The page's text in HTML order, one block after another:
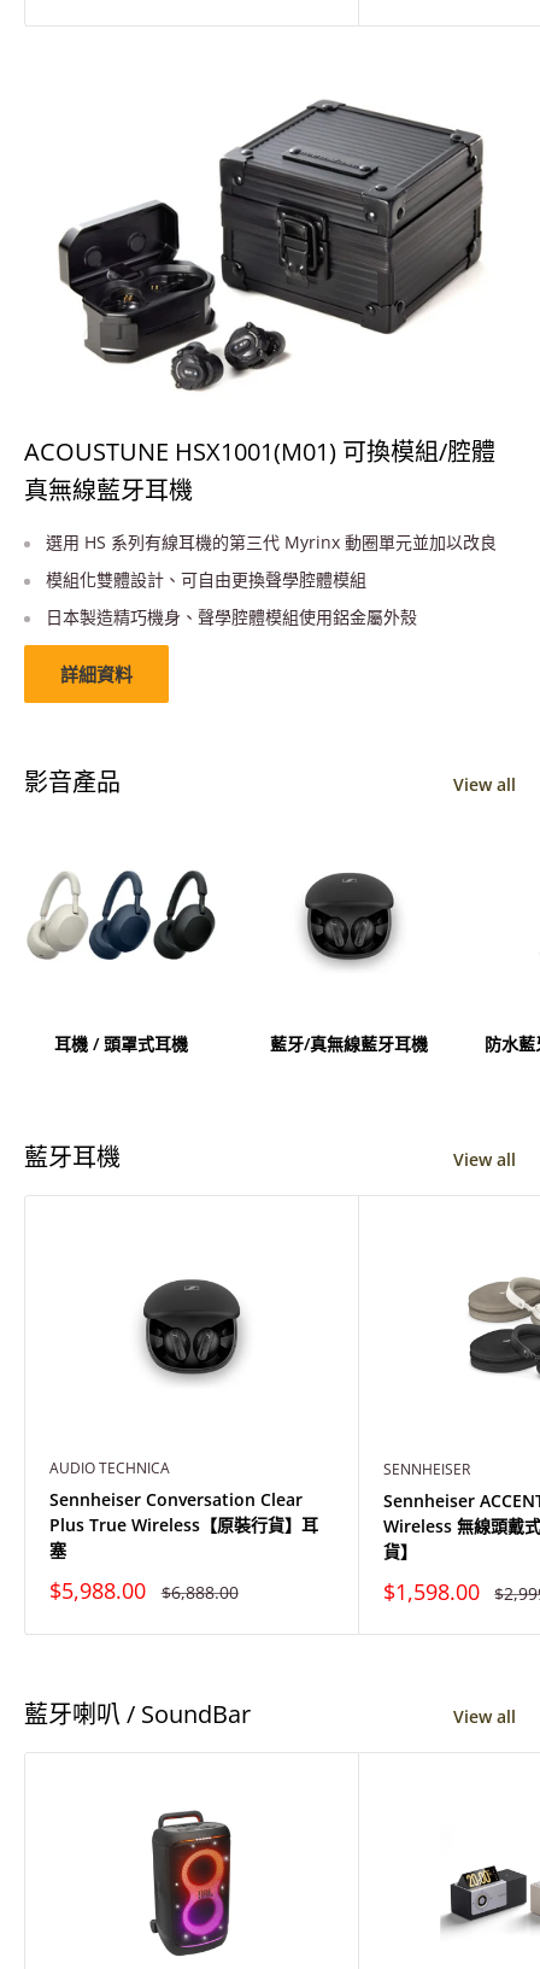
ACOUSTUNE HSX1001(M01) 可換模組/腔體
真無線藍牙耳機
選用 HS 系列有線耳機的第三代 Myrinx 動圈單元並加以改良
模組化雙體設計、可自由更換聲學腔體模組
日本製造精巧機身、聲學腔體模組使用鋁金屬外殼
詳細資料
影音產品 View all
耳機 / 頭罩式耳機 藍牙/真無線藍牙耳機 防水
藍牙耳機 View all
AUDIO TECHNICA
Sennheiser Conversation Clear
Plus True Wireless【原裝行貨】耳
塞
特
$5,988.00 原
$6,888.00
SENNHEISER
Sennheiser
Wireless 無線頭戴
貨】
特
$1,598.00 原
藍牙喇叭 / SoundBar View all